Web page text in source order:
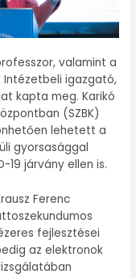
valamint a
Intézetbeli igazgató,
kapta meg. Karikó
(SZBK)
lehetett a
gyorsasággal
19 járvány ellen is.
Ferenc
fejlesztései
az elektronok